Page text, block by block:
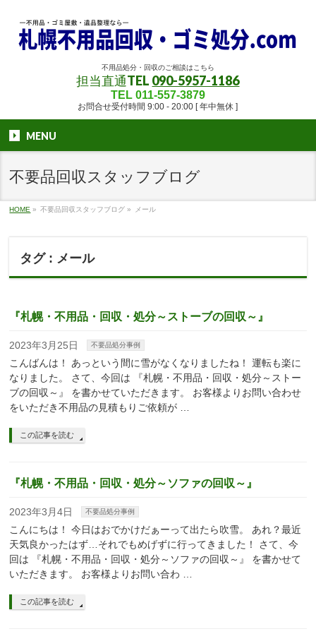
不用品処分・回収のご相談はこちら
担当直通TEL 090-5957-1186
TEL 011-557-3879
お問合せ受付時間 9:00 - 20:00 [ 年中無休 ]
MENU
不要品回収スタッフブログ
HOME » 不要品回収スタッフブログ » メール
タグ : メール
『札幌・不用品・回収・処分～ストーブの回収～』
2023年3月25日 不要品処分事例
こんばんは！ あっという間に雪がなくなりましたね！ 運転も楽に
なりました。 さて、今回は 『札幌・不用品・回収・処分～ストー
ブの回収～』 を書かせていただきます。 お客様よりお問い合わせ
をいただき不用品の見積もりご依頼が …
この記事を読む
『札幌・不用品・回収・処分～ソファの回収～』
2023年3月4日 不要品処分事例
こんにちは！ 今日はおでかけだぁーって出たら吹雪。 あれ？最近
天気良かったはず…それでもめげずに行ってきました！ さて、今
回は 『札幌・不用品・回収・処分～ソファの回収～』 を書かせて
いただきます。 お客様よりお問い合わ …
この記事を読む